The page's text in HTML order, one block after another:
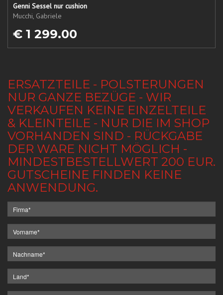
Genni Sessel nur cushion
Mucchi, Gabriele
€ 1 299.00
ERSATZTEILE - POLSTERUNGEN
NUR GANZE BEZÜGE - WIR
VERKAUFEN KEINE EINZELTEILE
& KLEINTEILE - NUR DIE IM SHOP
VORHANDEN SIND - RÜCKGABE
DER WARE NICHT MÖGLICH -
MINDESTBESTELLWERT 200 EUR.
GUTSCHEINE FINDEN KEINE
ANWENDUNG.